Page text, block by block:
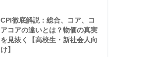
CPI徹底解説：総合、コア、コ
アコアの違いとは？物価の真実
を見抜く【高校生・新社会人向
け】